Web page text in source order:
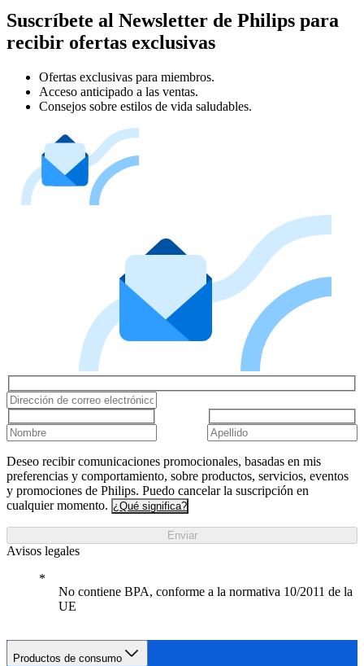
Suscríbete al Newsletter de Philips para
recibir ofertas exclusivas
Ofertas exclusivas para miembros.
Acceso anticipado a las ventas.
Consejos sobre estilos de vida saludables.
Deseo recibir comunicaciones promocionales, basadas en mis
preferencias y comportamiento, sobre productos, servicios, eventos
y promociones de Philips. Puedo cancelar la suscripción en
cualquier momento. ¿Qué significa?
Enviar
Avisos legales
No contiene BPA, conforme a la normativa 10/2011 de la
UE
Productos de consumo